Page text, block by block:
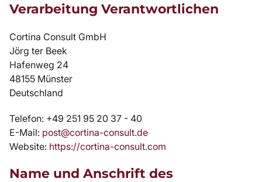
Verarbeitung Verantwortlichen
Cortina Consult GmbH
Jörg ter Beek
Hafenweg 24
48155 Münster
Deutschland
Telefon: +49 251 95 20 37 - 40
E-Mail: post@cortina-consult.de
Website: https://cortina-consult.com
Name und Anschrift des